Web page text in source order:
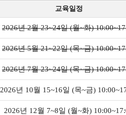
교육일정
2026년 2월 23~24일 (월~화)
2026년 5월 21~22일 (목~금)
2026년 7월 23~24일 (목~금)
2026년 10월 15~16일 (목~금)
2026년 12월 7~8일 (월~화)